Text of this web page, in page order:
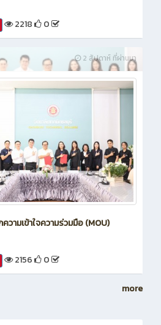
2218 0
2 สัปดาห์ ที่ผ่านมา
วามเข้าใจความร่วมมือ (MOU)
2156 0
more